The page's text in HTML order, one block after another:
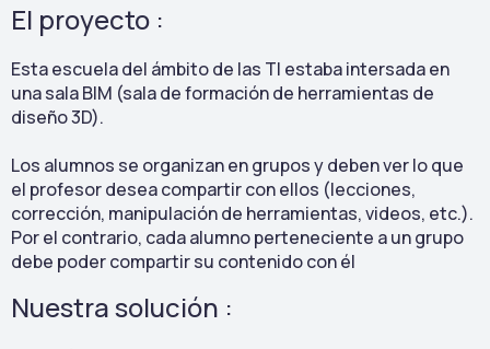
El proyecto :
Esta escuela del ámbito de las TI estaba intersada en
una sala BIM (sala de formación de herramientas de
diseño 3D).
Los alumnos se organizan en grupos y deben ver lo que
el profesor desea compartir con ellos (lecciones,
corrección, manipulación de herramientas, videos, etc.).
Por el contrario, cada alumno perteneciente a un grupo
debe poder compartir su contenido con él
Nuestra solución :